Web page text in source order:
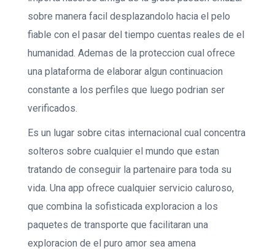
sobre manera facil desplazandolo hacia el pelo
fiable con el pasar del tiempo cuentas reales de el
humanidad. Ademas de la proteccion cual ofrece
una plataforma de elaborar algun continuacion
constante a los perfiles que luego podrian ser
verificados.
Es un lugar sobre citas internacional cual concentra
solteros sobre cualquier el mundo que estan
tratando de conseguir la partenaire para toda su
vida. Una app ofrece cualquier servicio caluroso,
que combina la sofisticada exploracion a los
paquetes de transporte que facilitaran una
exploracion de el puro amor sea amena